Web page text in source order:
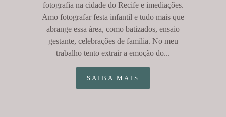
fotografia na cidade do Recife e imediações.
Amo fotografar festa infantil e tudo mais que
abrange essa área, como batizados, ensaio
gestante, celebrações de família. No meu
trabalho tento extrair a emoção do...
SAIBA MAIS